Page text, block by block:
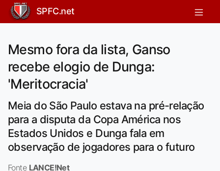
SPFC.net
Mesmo fora da lista, Ganso
recebe elogio de Dunga:
'Meritocracia'
Meia do São Paulo estava na pré-relação
para a disputa da Copa América nos
Estados Unidos e Dunga fala em
observação de jogadores para o futuro
Fonte LANCE!Net